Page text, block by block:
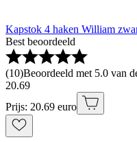
Kapstok 4 haken William
Best beoordeeld
(10)Beoordeeld met 5.0 van
20.69
Prijs: 20.69 euro